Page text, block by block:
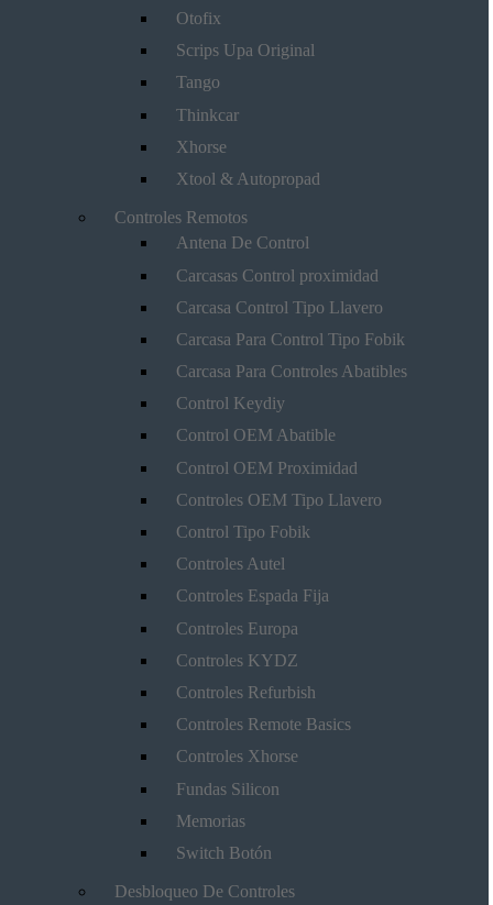
Otofix
Scrips Upa Original
Tango
Thinkcar
Xhorse
Xtool & Autopropad
Controles Remotos
Antena De Control
Carcasas Control proximidad
Carcasa Control Tipo Llavero
Carcasa Para Control Tipo Fobik
Carcasa Para Controles Abatibles
Control Keydiy
Control OEM Abatible
Control OEM Proximidad
Controles OEM Tipo Llavero
Control Tipo Fobik
Controles Autel
Controles Espada Fija
Controles Europa
Controles KYDZ
Controles Refurbish
Controles Remote Basics
Controles Xhorse
Fundas Silicon
Memorias
Switch Botón
Desbloqueo De Controles